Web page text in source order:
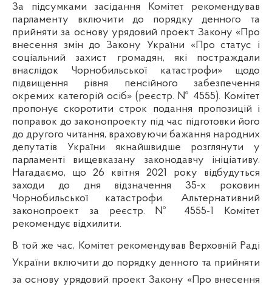
За підсумками засідання Комітет рекомендував
парламенту включити до порядку денного та
прийняти за основу урядовий проект Закону «Про
внесення змін до Закону України «Про статус і
соціальний захист громадян, які постраждали
внаслідок Чорнобильської катастрофи» щодо
підвищення рівня пенсійного забезпечення
окремих категорій осіб» (реєстр. № 4555). Комітет
пропонує скоротити строк подання пропозицій і
поправок до законопроекту під час підготовки його
до другого читання, враховуючи бажання народних
депутатів України якнайшвидше розглянути у
парламенті вищевказану законодавчу ініціативу.
Нагадаємо, що 26 квітня 2021 року відбудуться
заходи до дня відзначення 35-х
роковин
Чорнобильської катастрофи. Альтернативний
законопроект за реєстр. № 4555-1 Комітет
рекомендує відхилити.
В той же час, Комітет рекомендував Верховній Раді
України включити до порядку денного та прийняти
за основу урядовий проект Закону «Про внесення